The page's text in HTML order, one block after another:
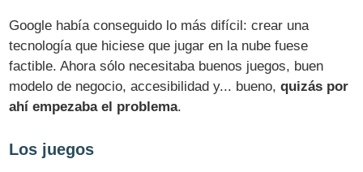
Google había conseguido lo más difícil: crear una
tecnología que hiciese que jugar en la nube fuese
factible. Ahora sólo necesitaba buenos juegos, buen
modelo de negocio, accesibilidad y... bueno,quizás por
ahí empezaba el problema.
Los juegos